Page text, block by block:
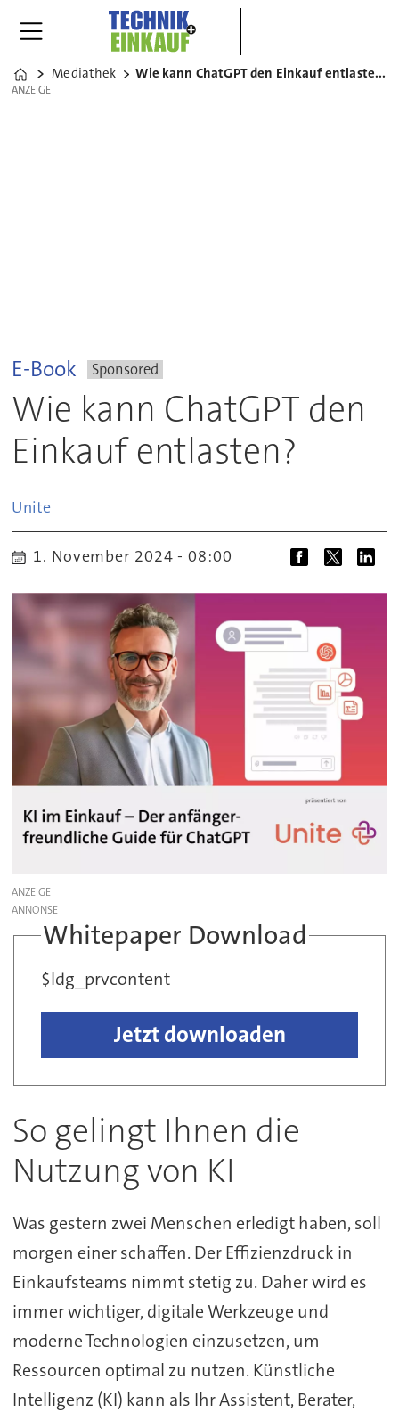
Home
Mediathek Wie kann ChatGPT den Einkauf entlasten?
ANZEIGE
ANZEIGE
E-Book Sponsored
Wie kann ChatGPT den
Einkauf entlasten?
Unite
1. November 2024 - 08:00
ANZEIGE
Whitepaper Download
$ldg_prvcontent
Jetzt downloaden
So gelingt Ihnen die
Nutzung von KI
Was gestern zwei Menschen erledigt haben, soll
morgen einer schaffen. Der Effizienzdruck in
Einkaufsteams nimmt stetig zu. Daher wird es
immer wichtiger, digitale Werkzeuge und
moderne Technologien einzusetzen, um
Ressourcen optimal zu nutzen. Künstliche
Intelligenz (KI) kann als Ihr Assistent, Berater,